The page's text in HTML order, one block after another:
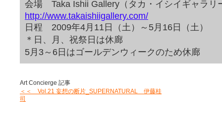
会場 Taka Ishii Gallery（タカ・イシイギャラリ
http://www.takaishiigallery.com/
日程 2009年4月11日（土）～5月16日（土）
＊日、月、祝祭日は休廊
5月3～6日はゴールデンウィークのため休廊
Art Concierge 記事
＜＜ Vol.21 妄想の断片_SUPERNATURAL 伊藤桂
司